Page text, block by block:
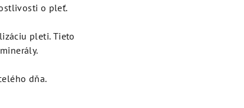
o pleť.
pleti. Tieto
dňa.